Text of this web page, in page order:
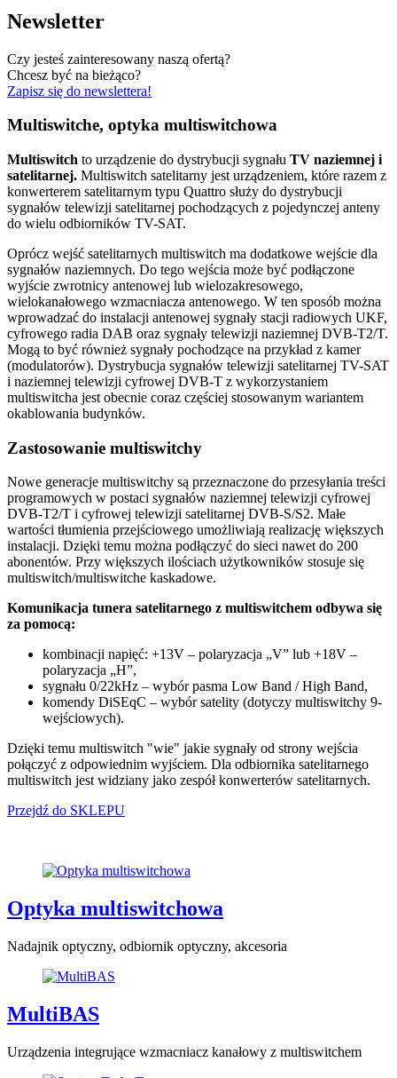
Newsletter
Czy jesteś zainteresowany naszą ofertą?
Chcesz być na bieżąco?
Zapisz się do newslettera!
Multiswitche, optyka multiswitchowa
Multiswitch to urządzenie do dystrybucji sygnału TV naziemnej i
satelitarnej. Multiswitch satelitarny jest urządzeniem, które razem z
konwerterem satelitarnym typu Quattro służy do dystrybucji
sygnałów telewizji satelitarnej pochodzących z pojedynczej anteny
do wielu odbiorników TV-SAT.
Oprócz wejść satelitarnych multiswitch ma dodatkowe wejście dla
sygnałów naziemnych. Do tego wejścia może być podłączone
wyjście zwrotnicy antenowej lub wielozakresowego,
wielokanałowego wzmacniacza antenowego. W ten sposób można
wprowadzać do instalacji antenowej sygnały stacji radiowych UKF,
cyfrowego radia DAB oraz sygnały telewizji naziemnej DVB-T2/T.
Mogą to być również sygnały pochodzące na przykład z kamer
(modulatorów). Dystrybucja sygnałów telewizji satelitarnej TV-SAT
i naziemnej telewizji cyfrowej DVB-T z wykorzystaniem
multiswitcha jest obecnie coraz częściej stosowanym wariantem
okablowania budynków.
Zastosowanie multiswitchy
Nowe generacje multiswitchy są przeznaczone do przesyłania treści
programowych w postaci sygnałów naziemnej telewizji cyfrowej
DVB-T2/T i cyfrowej telewizji satelitarnej DVB-S/S2. Małe
wartości tłumienia przejściowego umożliwiają realizację większych
instalacji. Dzięki temu można podłączyć do sieci nawet do 200
abonentów. Przy większych ilościach użytkowników stosuje się
multiswitch/multiswitche kaskadowe.
Komunikacja tunera satelitarnego z multiswitchem odbywa się
za pomocą:
kombinacji napięć: +13V – polaryzacja „V” lub +18V –
polaryzacja „H”,
sygnału 0/22kHz – wybór pasma Low Band / High Band,
komendy DiSEqC – wybór satelity (dotyczy multiswitchy 9-
wejściowych).
Dzięki temu multiswitch "wie" jakie sygnały od strony wejścia
połączyć z odpowiednim wyjściem. Dla odbiornika satelitarnego
multiswitch jest widziany jako zespół konwerterów satelitarnych.
Przejdź do SKLEPU
Optyka multiswitchowa
Nadajnik optyczny, odbiornik optyczny, akcesoria
MultiBAS
Urządzenia integrujące wzmacniacz kanałowy z multiswitchem